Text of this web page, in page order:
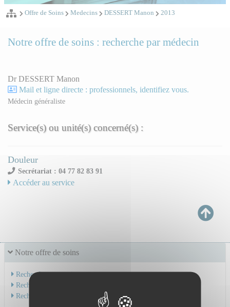
Offre de Soins Medecins DESSERT Manon 2013
Notre offre de soins
Recherche par service
Recherche par spécialité
Recherche par médecin
Notre offre de soins : recherche par médecin
Dr DESSERT Manon
Mail et ligne directe : professionnels, identifiez vous.
Médecin généraliste
Service(s) ou unité(s) concerné(s) :
Douleur
Secrétariat : 04 77 82 83 91
Accéder au service